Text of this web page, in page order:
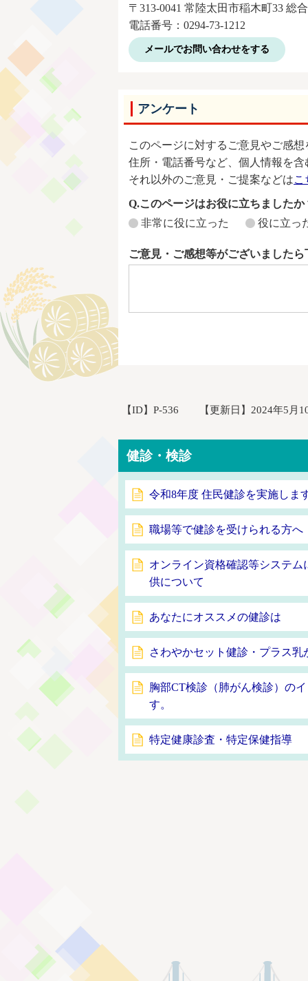
〒313-0041 常陸太田市稲木町33 総
電話番号：0294-73-1212
メールでお問い合わせをする
アンケート
このページに対するご意見やご感
住所・電話番号など、個人情報を
それ以外のご意見・ご提案などはこ
Q.このページはお役に立ちましたか
非常に役に立った
役に立っ
ご意見・ご感想等がございました
【ID】 P-536 【更新日】 2024年5月
健診・検診
令和8年度 住民健診を実施しま
職場等で健診を受けられる方
オンライン資格確認等システ
供について
あなたにオススメの健診は
さわやかセット健診・プラス乳
胸部CT検診（肺がん検診）の
す。
特定健康診査・特定保健指導